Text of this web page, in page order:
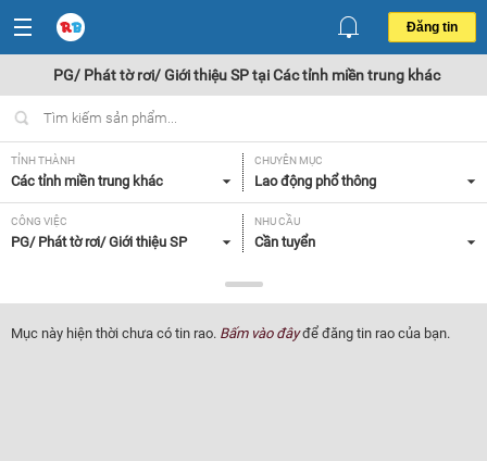
Đăng tin
PG/ Phát tờ rơi/ Giới thiệu SP tại Các tỉnh miền trung khác
TỈNH THÀNH
Các tỉnh miền trung khác
CHUYÊN MỤC
Lao động phổ thông
CÔNG VIỆC
PG/ Phát tờ rơi/ Giới thiệu SP
NHU CẦU
Cần tuyển
Tất cả
Mục này hiện thời chưa có tin rao. Bấm vào đâyđể đăng tin rao của bạn.